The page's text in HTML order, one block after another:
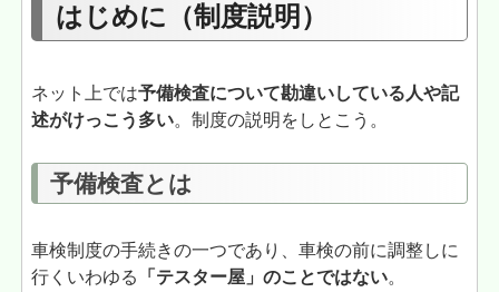
はじめに（制度説明）
ネット上では予備検査について勘違いしている人や記
述がけっこう多い。制度の説明をしとこう。
予備検査とは
車検制度の手続きの一つであり、車検の前に調整しに
行くいわゆる
「テスター屋」のことではない。